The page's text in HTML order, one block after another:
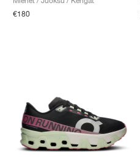
€180